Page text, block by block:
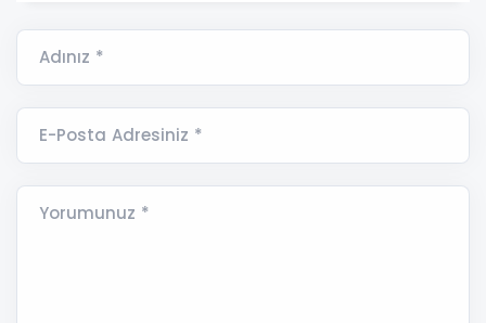
Adınız *
E-Posta Adresiniz *
Yorumunuz *